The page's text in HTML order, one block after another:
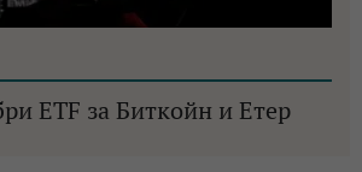
ETF за Биткойн и Етер